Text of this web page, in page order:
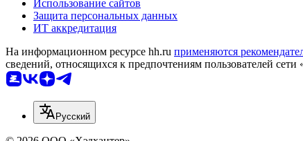
Использование сайтов
Защита персональных данных
ИТ аккредитация
На информационном ресурсе hh.ru применяются
сведений, относящихся к предпочтениям пользователей
Русский